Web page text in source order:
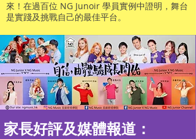
來！在過百位 NG Junoir 學員實例中證明，舞台
是實踐及挑戰自己的最佳平台。
家長好評及媒體報道：